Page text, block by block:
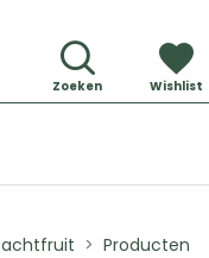
Zoeken Wishlist
Producten